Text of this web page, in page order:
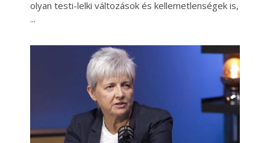
olyan testi-lelki változások és kellemetlenségek is,